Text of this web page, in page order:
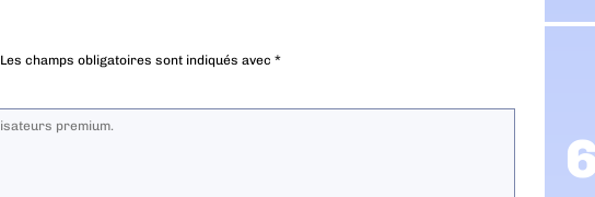
Les champs obligatoires sont indiqués avec *